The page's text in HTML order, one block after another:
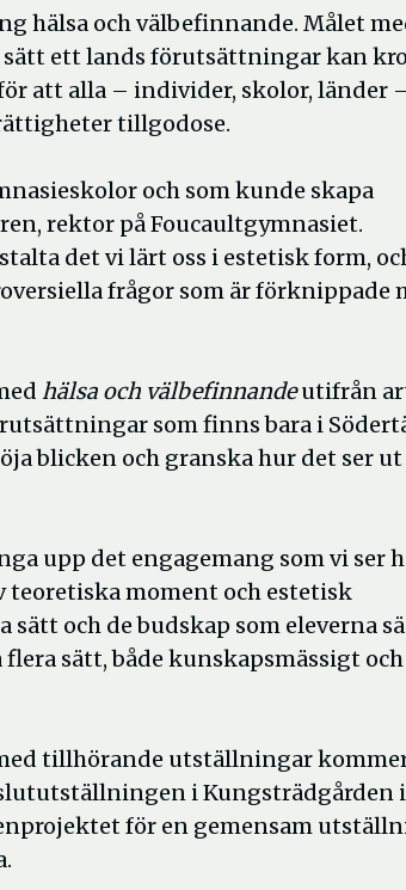
hälsa och välbefinnande. Målet
ett lands för­utsättningar kan
att alla – individer, skolor, länder
tillgodose.
och som kunde skapa
rektor på Foucaultgymnasiet.
det vi lärt oss i estetisk form,
frågor som är förknippade
hälsa och välbefinnandeutifrån
som finns bara i
blicken och granska hur det ser
upp det engagemang som vi ser
teoretiska moment och estetisk
och de budskap som eleverna
sätt, både kunskapsmässigt och
tillhörande utställningar
i Kungsträdgården i
för en gemensam